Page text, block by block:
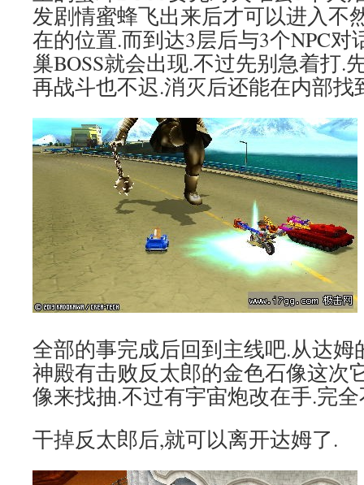
发剧情蜜蜂飞出来后才可以进入不
在的位置.而到达3层后与3个NPC
巢BOSS就会出现.不过先别急着打.
再战斗也不迟.消灭后还能在内部找
全部的事完成后回到主线吧.从达姆
神殿有击败反太郎的金色石像这次
像来找抽.不过有宇宙炮改在手.完
干掉反太郎后,就可以离开达姆了.